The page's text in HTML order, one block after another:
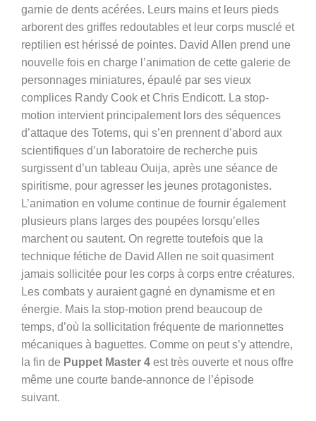
garnie de dents acérées. Leurs mains et leurs pieds
arborent des griffes redoutables et leur corps musclé et
reptilien est hérissé de pointes. David Allen prend une
nouvelle fois en charge l’animation de cette galerie de
personnages miniatures, épaulé par ses vieux
complices Randy Cook et Chris Endicott. La stop-
motion intervient principalement lors des séquences
d’attaque des Totems, qui s’en prennent d’abord aux
scientifiques d’un laboratoire de recherche puis
surgissent d’un tableau Ouija, après une séance de
spiritisme, pour agresser les jeunes protagonistes.
L’animation en volume continue de fournir également
plusieurs plans larges des poupées lorsqu’elles
marchent ou sautent. On regrette toutefois que la
technique fétiche de David Allen ne soit quasiment
jamais sollicitée pour les corps à corps entre créatures.
Les combats y auraient gagné en dynamisme et en
énergie. Mais la stop-motion prend beaucoup de
temps, d’où la sollicitation fréquente de marionnettes
mécaniques à baguettes. Comme on peut s’y attendre,
la fin de Puppet Master 4 est très ouverte et nous offre
même une courte bande-annonce de l’épisode
suivant.